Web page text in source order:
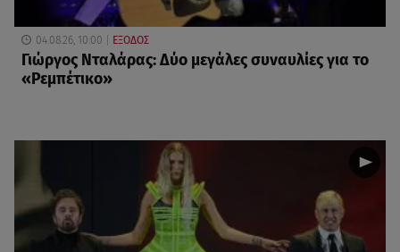
04.08.26, 10:00 ΕΞΟΔΟΣ
Γιώργος Νταλάρας: Δύο μεγάλες συναυλίες για το
«Ρεμπέτικο»